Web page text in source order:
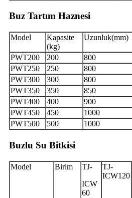
Buz Tartım Haznesi
Model
Kapasite
(kg)
Uzunluk(mm)
PWT200
200 800
PWT250
250 800
PWT300
300 800
PWT350
350 850
PWT400
400 900
PWT450
450 1000
PWT500
500 1000
Buzlu Su Bitkisi
Model Birim
TJ-
ICW
60
TJ-
ICW120